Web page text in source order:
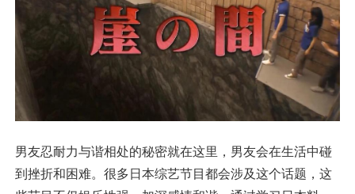
男友忍耐力与谐相处的秘密就在这里，男友会在生活中碰
到挫折和困难。很多日本综艺节目都会涉及这个话题，这